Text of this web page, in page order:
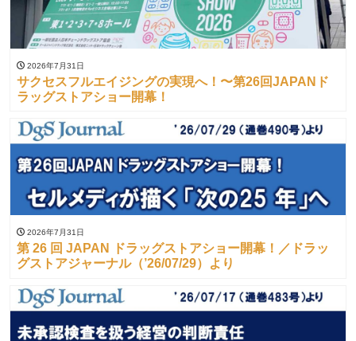
2026年7月31日
サクセスフルエイジングの実現へ！〜第26回JAPANド
ラッグストアショー開幕！
2026年7月31日
第 26 回 JAPAN ドラッグストアショー開幕！／ドラッ
グストアジャーナル（’26/07/29）より